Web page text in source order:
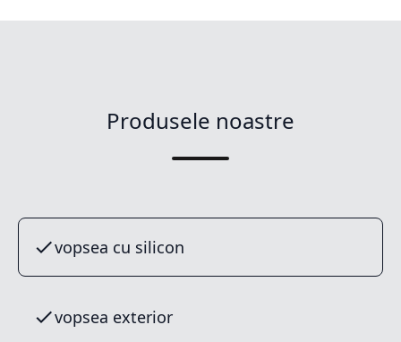
Produsele noastre
vopsea cu silicon
vopsea exterior